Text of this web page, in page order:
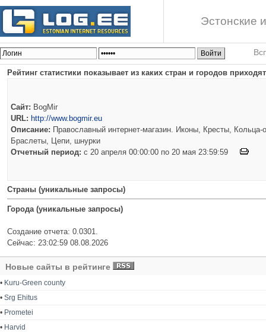
Эстонские
Рейтинг статистики показывает из каких стран и городов
Сайт: BogMir
URL: http://www.bogmir.eu
Описание: Православный интернет-магазин. Иконы, Кресты, Кольца-
Браслеты, Цепи, шнурки
Отчетный период: c 20 апреля 00:00:00 по 20 мая 23:59:59
Страны (уникальные запросы)
Города (уникальные запросы)
Создание отчета: 0.0301.
Сейчас: 23:02:59 08.08.2026
Новые сайты в рейтинге
• Kuru-Green county
• Srg Ehitus
• Prometei
• Harvid